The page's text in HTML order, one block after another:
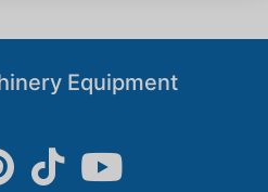
Equipment